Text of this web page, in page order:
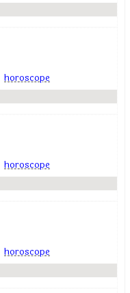
horoscope
horoscope
horoscope